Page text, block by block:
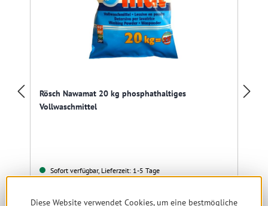
Rösch Nawamat 20 kg phosphathaltiges
Vollwaschmittel
Sofort verfügbar, Lieferzeit: 1-5 Tage
74,99 €(38.67% gespart)
Diese Website verwendet Cookies, um eine bestmögliche